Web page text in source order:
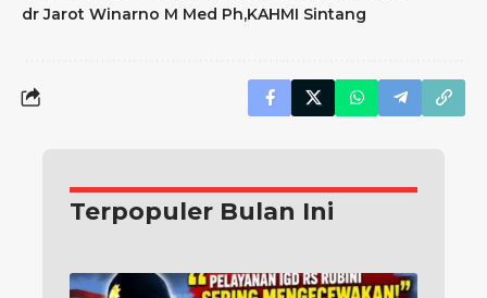
dr Jarot Winarno M Med Ph KAHMI Sintang
Terpopuler Bulan Ini